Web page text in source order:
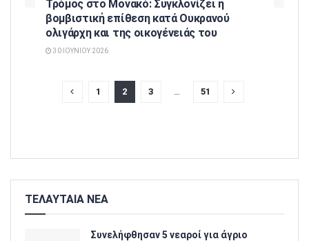
Τρόμος στο Μονακό: Συγκλονίζει η
βομβιστική επίθεση κατά Ουκρανού
ολιγάρχη και της οικογένειάς του
30 ΙΟΥΝΊΟΥ 2026
1 2 3 51
ΤΕΛΑΥΤΑΙΑ ΝΕΑ
Συνελήφθησαν 5 νεαροί για άγριο